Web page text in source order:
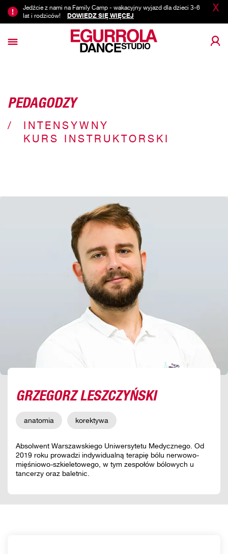
X
Jedźcie z nami na Family Camp - wakacyjny wyjazd dla dzieci 3-6
lat i rodziców!
DOWIEDZ SIĘ WIĘCEJ
PEDAGODZY
INTENSYWNY
KURS INSTRUKTORSKI
GRZEGORZ LESZCZYŃSKI
anatomia korektywa
Absolwent Warszawskiego Uniwersytetu Medycznego. Od
2019 roku prowadzi indywidualną terapię bólu nerwowo-
mięśniowo-szkieletowego, w tym zespołów bólowych u
tancerzy oraz baletnic.